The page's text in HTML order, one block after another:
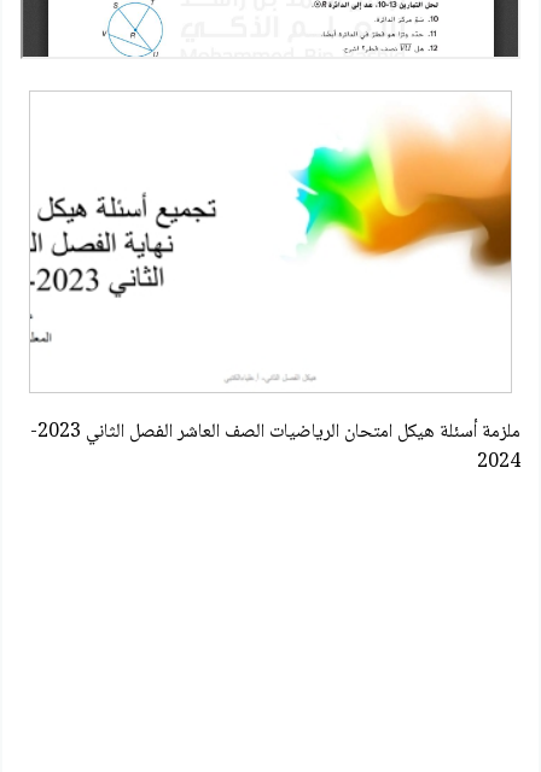
ملزمة أسئلة هيكل امتحان الرياضيات الصف العاشر الفصل الثاني 2023-
2024